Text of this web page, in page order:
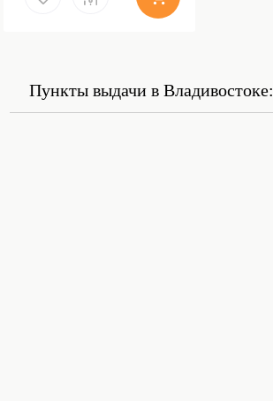
Пункты выдачи в Владивостоке: